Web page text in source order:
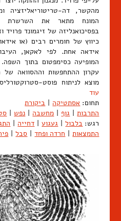
מהקשר, דה-טריטוריאליזציה
המונח מתאר את השרשרת
בפסיכואנליזה של זיגמונד פרויד
כיווץ של חומרים רבים (או
אידאה אחת. לפי לאקאן,
המופיעה כסימפטום בתוך
עקרון ההתחפשות וההסוואה
מוצא לניתוח פוסט-
עוד
תחום: אסתטיקה
ביקורת
התרבות
גוף מחשבה נפש
רגש: בלבול געגוע דחייה
התמצאות
חרדה ופחד סבל